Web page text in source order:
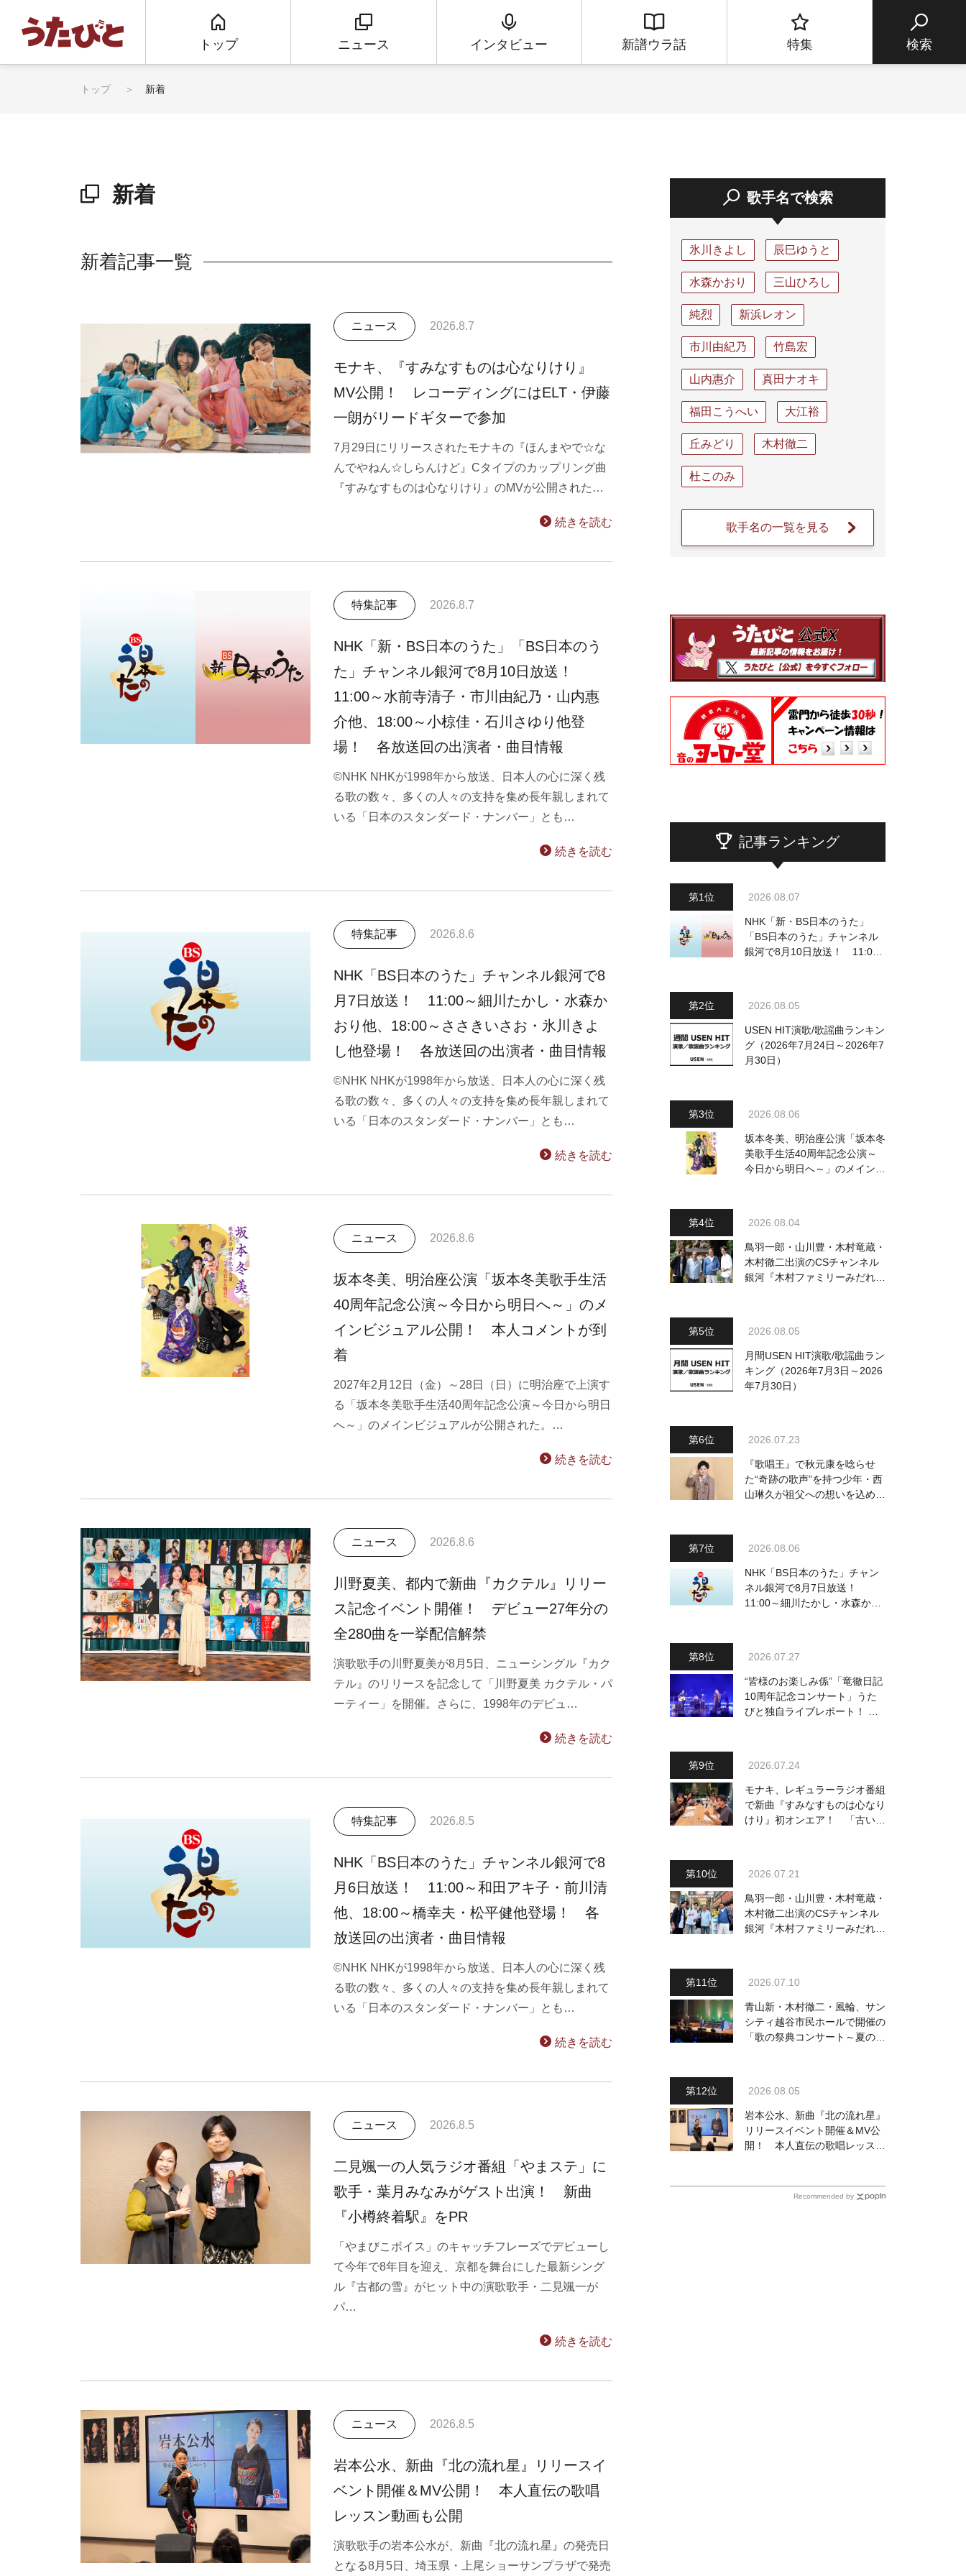
トップ ニュース インタビュー 新譜ウラ話 特集 検索
トップ 新着
新着
新着記事一覧
ニュース 2026.8.7
モナキ、『すみなすものは心なりけり』
MV公開！ レコーディングにはELT・伊藤
一朗がリードギターで参加
7月29日にリリースされたモナキの『ほんまやで☆な
んでやねん☆しらんけど』Cタイプのカップリング曲
『すみなすものは心なりけり』のMVが公開された…
続きを読む
特集記事 2026.8.7
NHK「新・BS日本のうた」「BS日本のう
た」チャンネル銀河で8月10日放送！
11:00～水前寺清子・市川由紀乃・山内惠
介他、18:00～小椋佳・石川さゆり他登
場！ 各放送回の出演者・曲目情報
©NHK NHKが1998年から放送、日本人の心に深く残
る歌の数々、多くの人々の支持を集め長年親しまれて
いる「日本のスタンダード・ナンバー」とも…
続きを読む
特集記事 2026.8.6
NHK「BS日本のうた」チャンネル銀河で8
月7日放送！ 11:00～細川たかし・水森か
おり他、18:00～ささきいさお・氷川きよ
し他登場！ 各放送回の出演者・曲目情報
©NHK NHKが1998年から放送、日本人の心に深く残
る歌の数々、多くの人々の支持を集め長年親しまれて
いる「日本のスタンダード・ナンバー」とも…
続きを読む
ニュース 2026.8.6
坂本冬美、明治座公演「坂本冬美歌手生活
40周年記念公演～今日から明日へ～」のメ
インビジュアル公開！ 本人コメントが到
着
2027年2月12日（金）～28日（日）に明治座で上演す
る「坂本冬美歌手生活40周年記念公演～今日から明日
へ～」のメインビジュアルが公開された。…
続きを読む
ニュース 2026.8.6
川野夏美、都内で新曲『カクテル』リリー
ス記念イベント開催！ デビュー27年分の
全280曲を一挙配信解禁
演歌歌手の川野夏美が8月5日、ニューシングル『カク
テル』のリリースを記念して「川野夏美 カクテル・パ
ーティー」を開催。さらに、1998年のデビュ…
続きを読む
特集記事 2026.8.5
NHK「BS日本のうた」チャンネル銀河で8
月6日放送！ 11:00～和田アキ子・前川清
他、18:00～橋幸夫・松平健他登場！ 各
放送回の出演者・曲目情報
©NHK NHKが1998年から放送、日本人の心に深く残
る歌の数々、多くの人々の支持を集め長年親しまれて
いる「日本のスタンダード・ナンバー」とも…
続きを読む
ニュース 2026.8.5
二見颯一の人気ラジオ番組「やまステ」に
歌手・葉月みなみがゲスト出演！ 新曲
『小樽終着駅』をPR
「やまびこボイス」のキャッチフレーズでデビューし
て今年で8年目を迎え、京都を舞台にした最新シング
ル『古都の雪』がヒット中の演歌歌手・二見颯一が
パ…
続きを読む
ニュース 2026.8.5
岩本公水、新曲『北の流れ星』リリースイ
ベント開催＆MV公開！ 本人直伝の歌唱
レッスン動画も公開
演歌歌手の岩本公水が、新曲『北の流れ星』の発売日
となる8月5日、埼玉県・上尾ショーサンプラザで発売
歌手名で検索
氷川きよし 辰巳ゆうと
水森かおり 三山ひろし
純烈 新浜レオン
市川由紀乃 竹島宏
山内惠介 真田ナオキ
福田こうへい 大江裕
丘みどり 木村徹二
杜このみ
歌手名の一覧を見る
記事ランキング
2026.08.07
NHK「新・BS日本のうた」
「BS日本のうた」チャンネル
銀河で8月10日放送！ 11:00
出演者・曲目情報
2026.08.05
USEN HIT演歌/歌謡曲ランキン
グ（2026年7月24日～2026年7
月30日）
2026.08.06
坂本冬美、明治座公演「坂本冬
美歌手生活40周年記念公演～
今日から明日へ～」のメインビ
2026.08.04
鳥羽一郎・山川豊・木村竜蔵・
木村徹二出演のCSチャンネル
銀河『木村ファミリーみだれ旅
2026.08.05
月間USEN HIT演歌/歌謡曲ラン
キング（2026年7月3日～2026
年7月30日）
2026.07.23
『歌唱王』で秋元康を唸らせ
た“奇跡の歌声”を持つ少年・西
山琳久が祖父への想いを込めた
いちゃんとの絆を歌った曲を聴
いてください！」
2026.08.06
NHK「BS日本のうた」チャン
ネル銀河で8月7日放送！
11:00～細川たかし・水森かお
2026.07.27
“皆様のお楽しみ係”「竜徹日記
10周年記念コンサート」うた
びと独自ライブレポート！ 即
2026.07.24
モナキ、レギュラーラジオ番組
で新曲『すみなすものは心なり
けり』初オンエア！ 「古い言
2026.07.21
鳥羽一郎・山川豊・木村竜蔵・
木村徹二出演のCSチャンネル
銀河『木村ファミリーみだれ旅
2026.07.10
青山新・木村徹二・風輪、サン
シティ越谷市民ホールで開催の
「歌の祭典コンサート～夏の陣
2026.08.05
岩本公水、新曲『北の流れ星』
リリースイベント開催＆MV公
開！ 本人直伝の歌唱レッスン
Recommended by